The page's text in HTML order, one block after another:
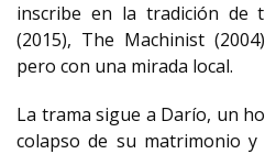
inscribe en la tradición de
(2015), The Machinist
pero con una mirada local.
La trama sigue a Darío, un
colapso de su matrimonio